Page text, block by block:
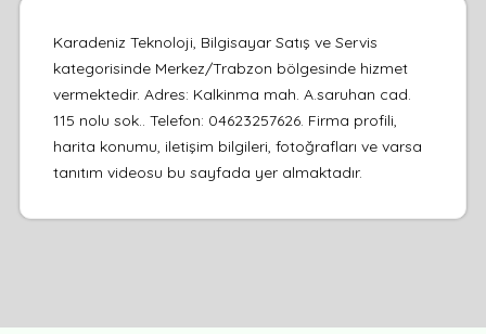
Karadeniz Teknoloji, Bilgisayar Satış ve Servis
kategorisinde Merkez/Trabzon bölgesinde hizmet
vermektedir. Adres: Kalkinma mah. A.saruhan cad.
115 nolu sok.. Telefon: 04623257626. Firma profili,
harita konumu, iletişim bilgileri, fotoğrafları ve varsa
tanıtım videosu bu sayfada yer almaktadır.